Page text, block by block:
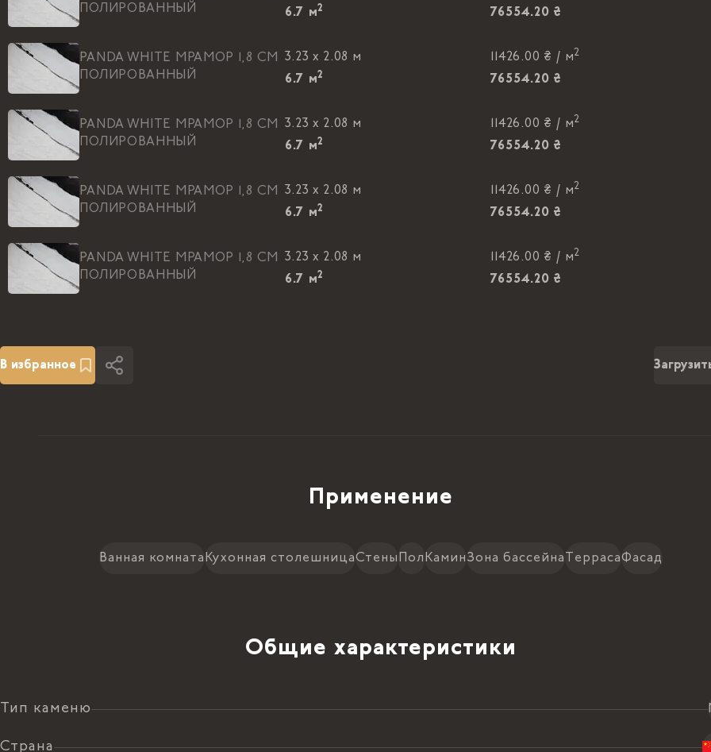
ПОЛИРОВАННЫЙ
6.7 м2 76554.20 ₴
PANDA WHITE МРАМОР 1,8 CM
ПОЛИРОВАННЫЙ
3.23 x 2.08 м
6.7 м2
11426.00 ₴ / м2
76554.20 ₴
PANDA WHITE МРАМОР 1,8 CM
ПОЛИРОВАННЫЙ
3.23 x 2.08 м
6.7 м2
11426.00 ₴ / м2
76554.20 ₴
PANDA WHITE МРАМОР 1,8 CM
ПОЛИРОВАННЫЙ
3.23 x 2.08 м
6.7 м2
11426.00 ₴ / м2
76554.20 ₴
PANDA WHITE МРАМОР 1,8 CM
ПОЛИРОВАННЫЙ
3.23 x 2.08 м
6.7 м2
11426.00 ₴ / м2
76554.20 ₴
В избранное
Применение
Ванная комната Кухонная столешницаСтены Пол КаминЗона бассейна ТеррасаФасад
Общие характеристики
Тип каменю
Страна